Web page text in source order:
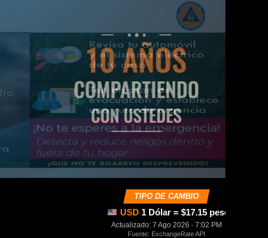
TIPO DE CAMBIO
USD 1 Dólar = $17.15 pesos
Actualizado: 7 Ago 2026 · 7:02 PM
Fuente: ExchangeRate API